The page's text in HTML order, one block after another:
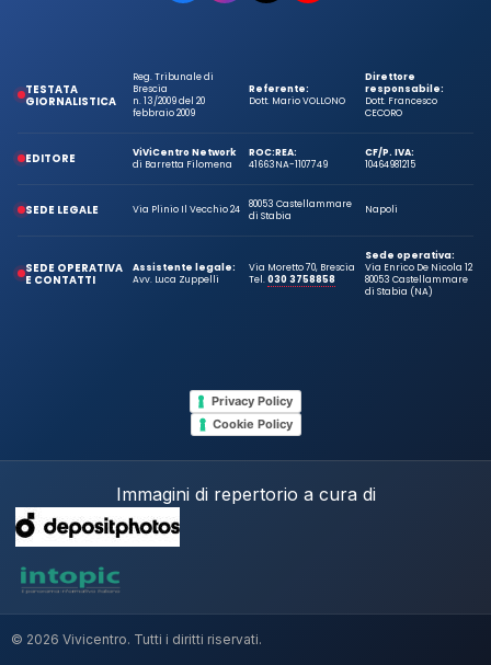
TESTATA
GIORNALISTICA
Reg. Tribunale di
Brescia
n. 13/2009 del 20
febbraio 2009
Referente:
Dott. Mario VOLLONO
Direttore
responsabile:
Dott. Francesco
CECORO
EDITORE
ViViCentro Network
di Barretta Filomena
ROC:
41663
REA:
NA-1107749
CF/P. IVA:
10464981215
SEDE LEGALE Via Plinio Il Vecchio 24
80053 Castellammare
di Stabia
Napoli
SEDE OPERATIVA
E CONTATTI
Assistente legale:
Avv. Luca Zuppelli
Via Moretto 70, Brescia
Tel.030 3758858
Sede operativa:
Via Enrico De Nicola 12
80053 Castellammare
di Stabia (NA)
Privacy Policy
Cookie Policy
Immagini di repertorio a cura di
© 2026 Vivicentro. Tutti i diritti riservati.